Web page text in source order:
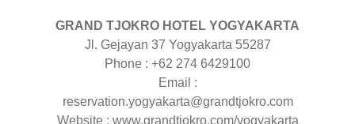
GRAND TJOKRO HOTEL YOGYAKARTA
Jl. Gejayan 37 Yogyakarta 55287
Phone : +62 274 6429100
Email :
reservation.yogyakarta@grandtjokro.com
Website : www.grandtjokro.com/yogyakarta